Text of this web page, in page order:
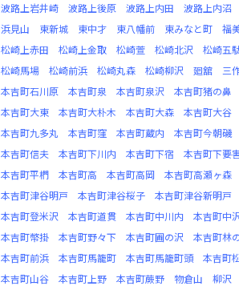
波路上岩井崎
波路上後原 波路上内田 波路上内沼
浜見山
東新城 東中才 東八幡前 東みなと町 福
松崎上赤田
松崎上金取 松崎萱 松崎北沢 松崎五
松崎馬場
松崎前浜 松崎丸森 松崎柳沢 廻舘 三
本吉町石川原
本吉町泉 本吉町泉沢 本吉町猪の鼻
本吉町大東
本吉町大朴木 本吉町大森 本吉町大谷
本吉町九多丸
本吉町窪 本吉町蔵内 本吉町今朝磯
本吉町信夫
本吉町下川内 本吉町下宿 本吉町下要
本吉町平椚
本吉町高 本吉町高岡 本吉町高瀬ヶ森
本吉町津谷明戸
本吉町津谷桜子 本吉町津谷新明戸
本吉町登米沢
本吉町道貫 本吉町中川内 本吉町中
本吉町幣掛
本吉町野々下 本吉町圃の沢 本吉町林
本吉町前浜
本吉町馬籠町 本吉町馬籠町頭 本吉町
本吉町山谷
本吉町上野 本吉町蕨野 物倉山 柳沢